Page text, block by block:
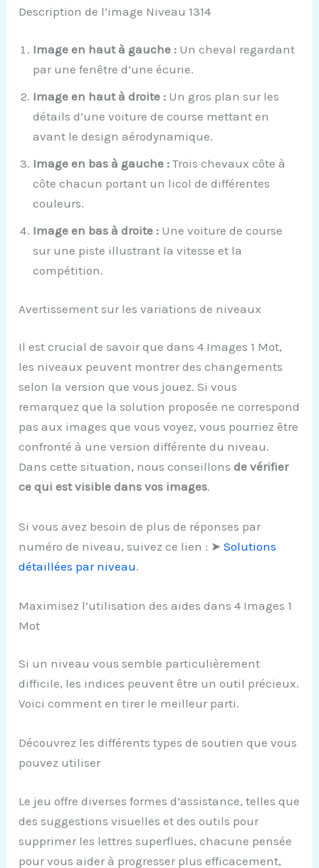
Description de l’image Niveau 1314
Image en haut à gauche : Un cheval regardant
par une fenêtre d’une écurie.
Image en haut à droite : Un gros plan sur les
détails d’une voiture de course mettant en
avant le design aérodynamique.
Image en bas à gauche : Trois chevaux côte à
côte chacun portant un licol de différentes
couleurs.
Image en bas à droite : Une voiture de course
sur une piste illustrant la vitesse et la
compétition.
Avertissement sur les variations de niveaux
Il est crucial de savoir que dans 4 Images 1 Mot,
les niveaux peuvent montrer des changements
selon la version que vous jouez. Si vous
remarquez que la solution proposée ne correspond
pas aux images que vous voyez, vous pourriez être
confronté à une version différente du niveau.
Dans cette situation, nous conseillonsde vérifier
ce qui est visible dans vos images.
Si vous avez besoin de plus de réponses par
numéro de niveau, suivez ce lien : ➤Solutions
détaillées par niveau.
Maximisez l’utilisation des aides dans 4 Images 1
Mot
Si un niveau vous semble particulièrement
difficile, les indices peuvent être un outil précieux.
Voici comment en tirer le meilleur parti.
Découvrez les différents types de soutien que vous
pouvez utiliser
Le jeu offre diverses formes d’assistance, telles que
des suggestions visuelles et des outils pour
supprimer les lettres superflues, chacune pensée
pour vous aider à progresser plus efficacement,